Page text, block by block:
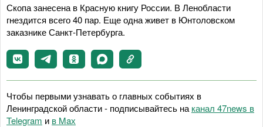
Скопа занесена в Красную книгу России. В Ленобласти
гнездится всего 40 пар. Еще одна живет в Юнтоловском
заказнике Санкт-Петербурга.
Чтобы первыми узнавать о главных событиях в
Ленинградской области - подписывайтесь на канал 47news в
Telegram и в Maх